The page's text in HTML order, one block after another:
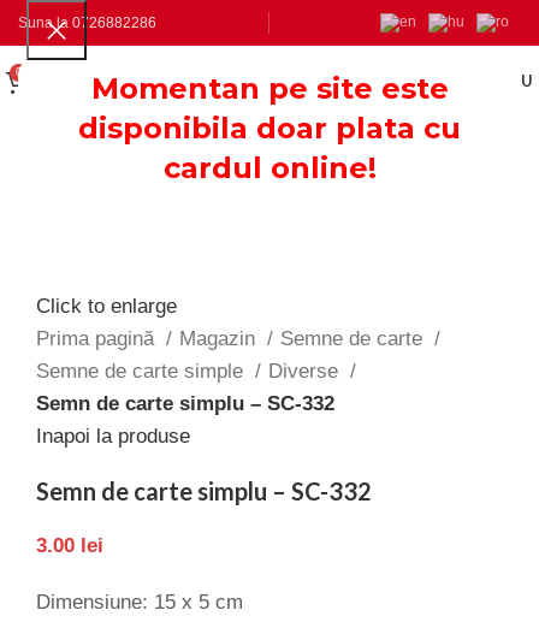
Momentan pe site este
disponibila doar plata cu
cardul online!
Suna la 0726882286
0 LEI MENU
Click to enlarge
Prima pagină
Magazin
Semne de carte
Semne de carte simple
Diverse
Semn de carte simplu – SC-332
Inapoi la produse
Semn de carte simplu – SC-332
3.00 lei
Dimensiune: 15 x 5 cm